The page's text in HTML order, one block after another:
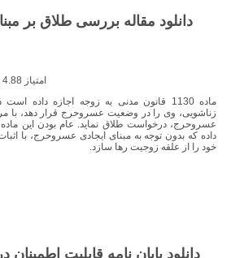
دانلود مقاله بررسی طلاق بر
امتیاز 4.88 (4 رای)
ماده 1130 قانون مدنی به زوجه اجازه داده
زناشویی، وی را در وضعیت عسر‌و‌حرج قرار دهد، با
عسر‌و‌حرج، درخواست طلاق نماید. عام بودن این ماده
داده كه بدون توجه به مبنای ایجادی عسر‌و‌حرج، با
خود را از علقه زوجیت رها سازد.
دانلود پایان نامه قابليت